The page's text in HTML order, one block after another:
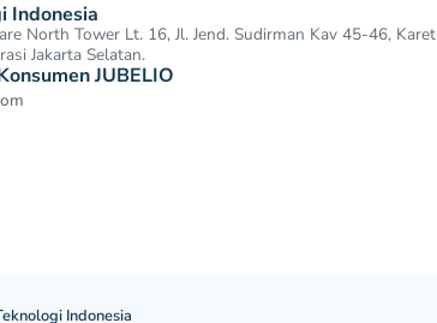
Indonesia
North Tower Lt. 16, Jl. Jend. Sudirman Kav 45-46, Karet
Jakarta Selatan.
JUBELIO
Indonesia